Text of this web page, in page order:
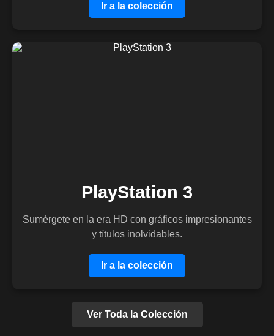
Ir a la colección
PlayStation 3
Sumérgete en la era HD con gráficos impresionantes
y títulos inolvidables.
Ir a la colección
Ver Toda la Colección